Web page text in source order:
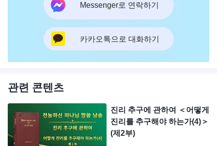
Messenger로 연락하기
카카오톡으로 대화하기
관련 콘텐츠
진리 추구에 관하여 ＜어떻게
진리를 추구해야 하는가(4)＞
(제2부)